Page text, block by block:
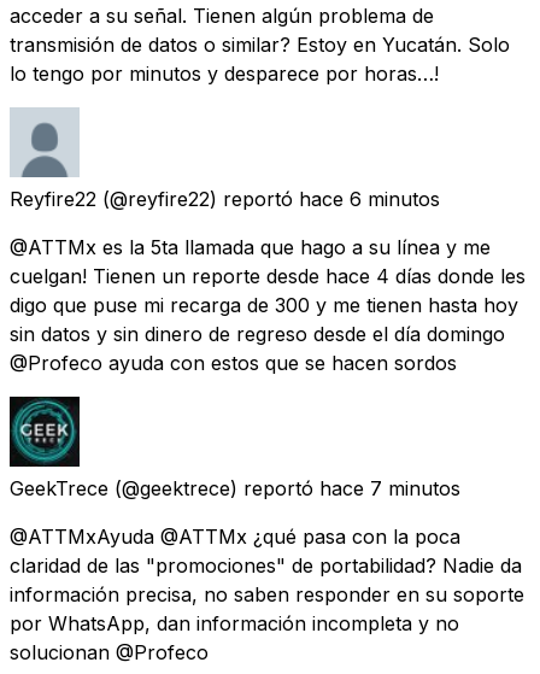
acceder a su señal. Tienen algún problema de
transmisión de datos o similar? Estoy en Yucatán. Solo
lo tengo por minutos y desparece por horas…!
Reyfire22 (@reyfire22) reportó hace 6 minutos
@ATTMx es la 5ta llamada que hago a su línea y me
cuelgan! Tienen un reporte desde hace 4 días donde les
digo que puse mi recarga de 300 y me tienen hasta hoy
sin datos y sin dinero de regreso desde el día domingo
@Profeco ayuda con estos que se hacen sordos
GeekTrece (@geektrece) reportó hace 7 minutos
@ATTMxAyuda @ATTMx ¿qué pasa con la poca
claridad de las "promociones" de portabilidad? Nadie da
información precisa, no saben responder en su soporte
por WhatsApp, dan información incompleta y no
solucionan @Profeco